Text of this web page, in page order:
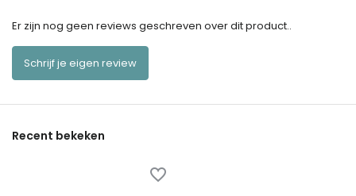
Er zijn nog geen reviews geschreven over dit product..
Schrijf je eigen review
Recent bekeken